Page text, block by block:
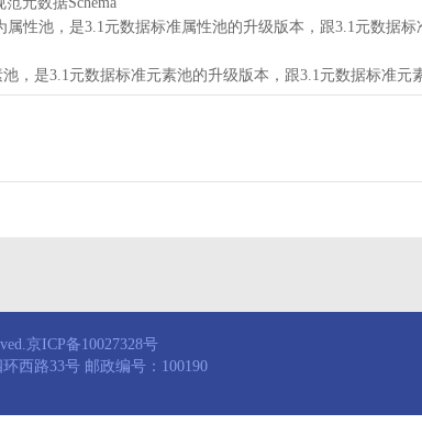
属性池，是3.1元数据标准属性池的升级版本，跟3.1元数据
池，是3.1元数据标准元素池的升级版本，跟3.1元数据标准元
京ICP备10027328号
西路33号 邮政编号：100190